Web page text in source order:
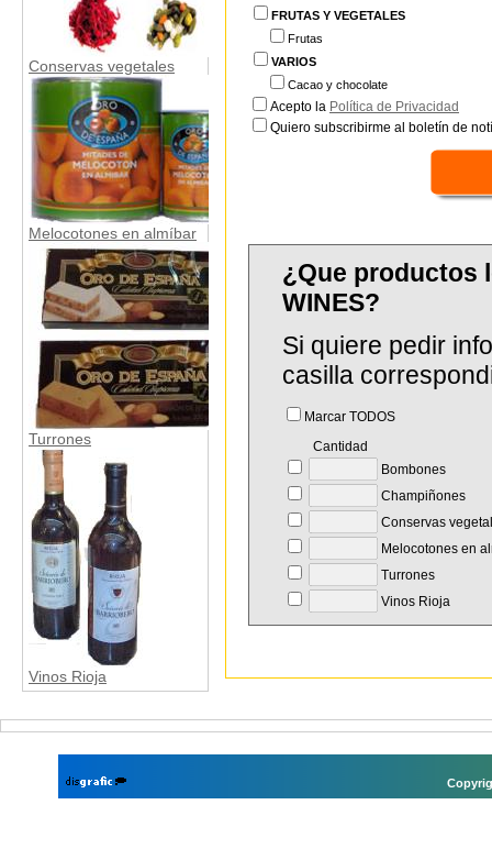
Conservas vegetales
Melocotones en almíbar
Turrones
Vinos Rioja
FRUTAS Y VEGETALES
Frutas
VARIOS
Cacao y chocolate
Acepto la Política de Privacidad
Quiero subscribirme al boletín de
¿Que productos
WINES?
Si quiere pedir
casilla
Marcar TODOS
Cantidad
Bombones
Champiñones
Conservas
Melocotones en
Turrones
Vinos Rioja